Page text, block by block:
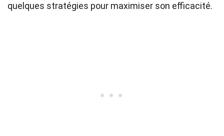
quelques stratégies pour maximiser son efficacité.